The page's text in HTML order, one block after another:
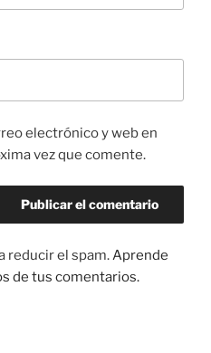
electrónico y web en
vez que comente.
reducir el spam.Aprende
de tus comentarios.